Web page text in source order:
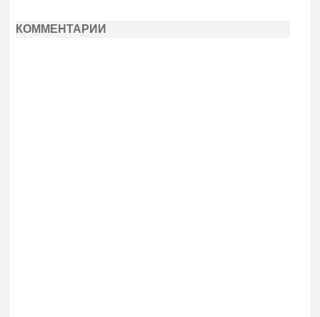
КОММЕНТАРИИ